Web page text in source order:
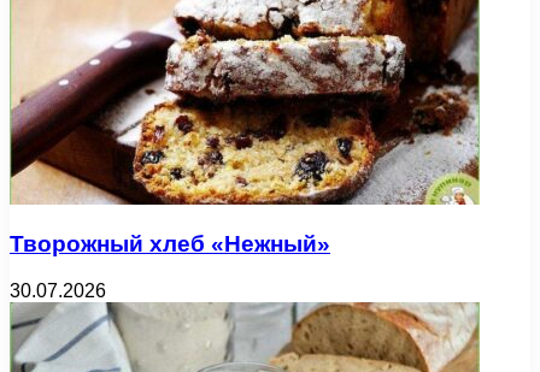
Творожный хлеб «Нежный»
30.07.2026